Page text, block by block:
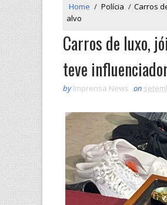
Home / Polícia / Carros
alvo
Carros de luxo,
teve
by Imprensa News on